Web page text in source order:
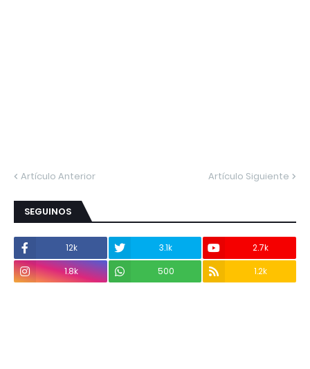
Artículo Anterior Artículo Siguiente
SEGUINOS
12k 3.1k
2.7k
1.8k
500 1.2k